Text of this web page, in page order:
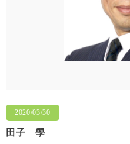
田子 學
2020/03/30